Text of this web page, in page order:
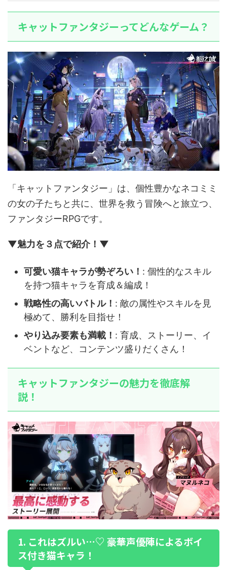
キャットファンタジーってどんなゲーム？
「キャットファンタジー」は、個性豊かなネコミミ
の女の子たちと共に、世界を救う冒険へと旅立つ、
ファンタジーRPGです。
▼魅力を３点で紹介！▼
可愛い猫キャラが勢ぞろい！ : 個性的なスキル
を持つ猫キャラを育成＆編成！
戦略性の高いバトル！ : 敵の属性やスキルを見
極めて、勝利を目指せ！
やり込み要素も満載！ : 育成、ストーリー、イ
ベントなど、コンテンツ盛りだくさん！
キャットファンタジーの魅力を徹底解
説！
1. これはズルい…♡ 豪華声優陣によるボイ
ス付き猫キャラ！